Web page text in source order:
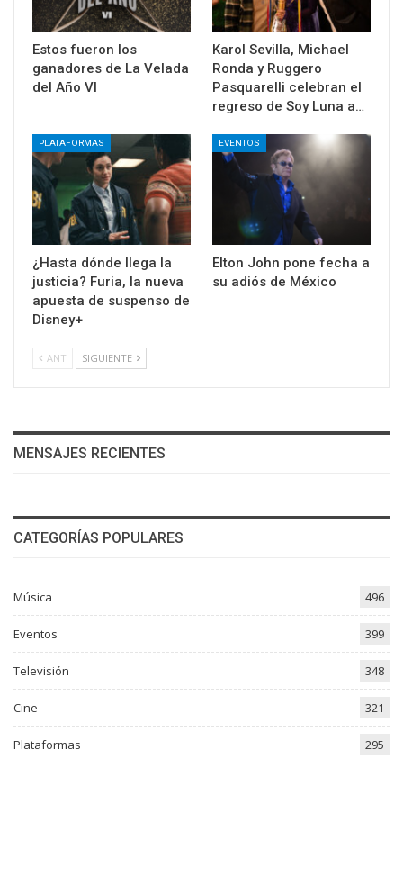
Estos fueron los
ganadores de La Velada
del Año VI
Karol Sevilla, Michael
Ronda y Ruggero
Pasquarelli celebran el
regreso de Soy Luna a…
PLATAFORMAS
¿Hasta dónde llega la
justicia? Furia, la nueva
apuesta de suspenso de
Disney+
EVENTOS
Elton John pone fecha a
su adiós de México
ANT SIGUIENTE
MENSAJES RECIENTES
CATEGORÍAS POPULARES
Música 496
Eventos 399
Televisión 348
Cine 321
Plataformas 295